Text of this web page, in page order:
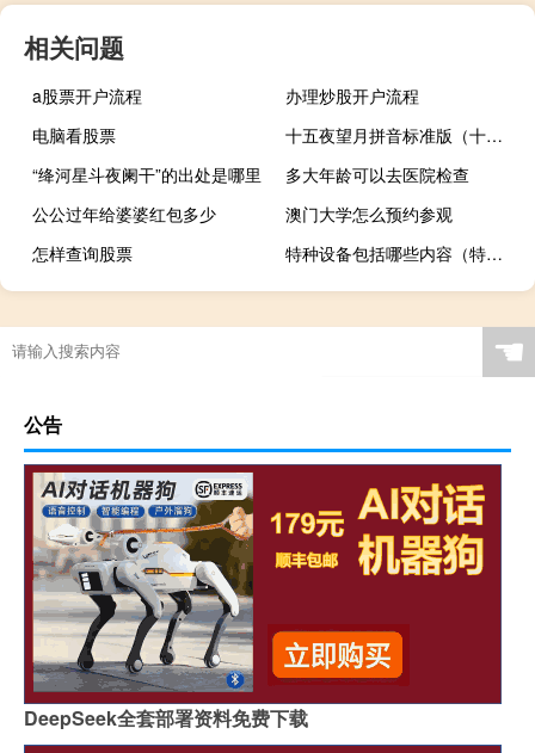
相关问题
a股票开户流程
办理炒股开户流程
电脑看股票
十五夜望月拼音标准版（十五月望月）
“绛河星斗夜阑干”的出处是哪里
多大年龄可以去医院检查
公公过年给婆婆红包多少
澳门大学怎么预约参观
怎样查询股票
特种设备包括哪些内容（特种设备包括哪些）
☚
公告
DeepSeek全套部署资料免费下载